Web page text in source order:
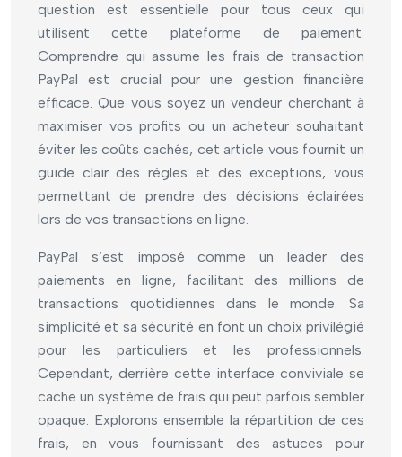
question est essentielle pour tous ceux qui
utilisent cette plateforme de paiement.
Comprendre qui assume les frais de transaction
PayPal est crucial pour une gestion financière
efficace. Que vous soyez un vendeur cherchant à
maximiser vos profits ou un acheteur souhaitant
éviter les coûts cachés, cet article vous fournit un
guide clair des règles et des exceptions, vous
permettant de prendre des décisions éclairées
lors de vos transactions en ligne.
PayPal s’est imposé comme un leader des
paiements en ligne, facilitant des millions de
transactions quotidiennes dans le monde. Sa
simplicité et sa sécurité en font un choix privilégié
pour les particuliers et les professionnels.
Cependant, derrière cette interface conviviale se
cache un système de frais qui peut parfois sembler
opaque. Explorons ensemble la répartition de ces
frais, en vous fournissant des astuces pour